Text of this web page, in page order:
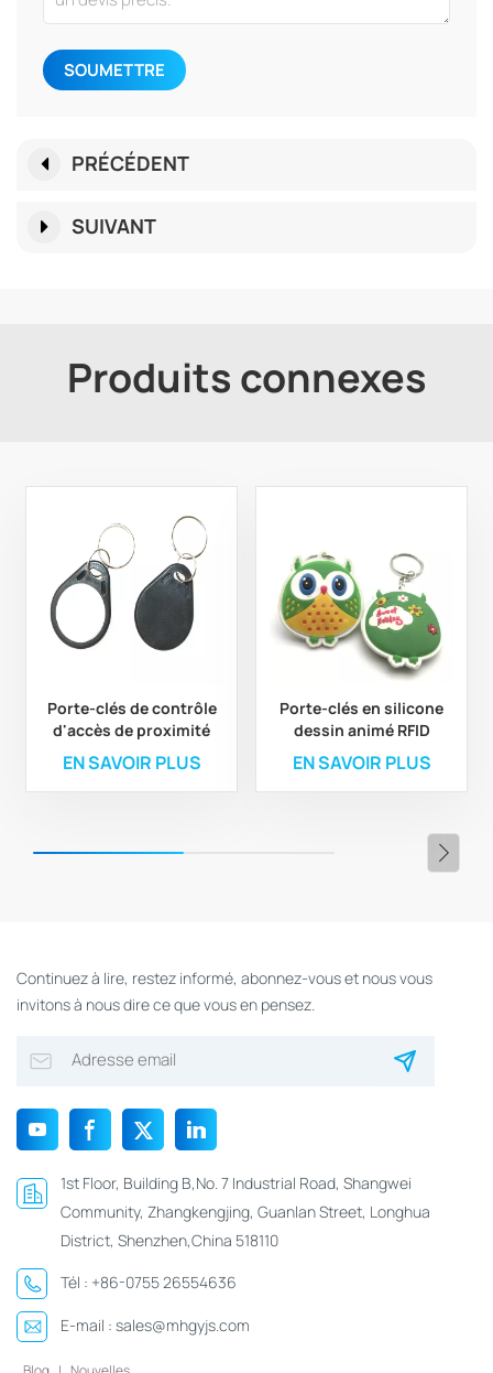
SOUMETTRE
PRÉCÉDENT
SUIVANT
Produits connexes
Porte-clés de contrôle
d'accès de proximité
NFC
EN SAVOIR PLUS
Porte-clés en silicone
dessin animé RFID
LF/HF/UHF
EN SAVOIR PLUS
Continuez à lire, restez informé, abonnez-vous et nous vous
invitons à nous dire ce que vous en pensez.
1st Floor, Building B,No. 7 Industrial Road, Shangwei
Community, Zhangkengjing, Guanlan Street, Longhua
District, Shenzhen,China 518110
Tél : +86-0755 26554636
E-mail : sales@mhgyjs.com